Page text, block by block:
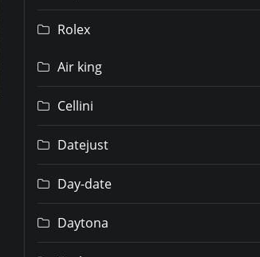
Rolex
Air king
Cellini
Datejust
Day-date
Daytona